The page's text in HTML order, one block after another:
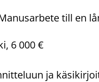
till en
6 000 €
ja